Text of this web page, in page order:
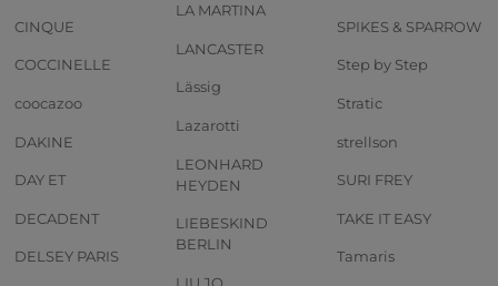
CINQUE
COCCINELLE
coocazoo
DAKINE
DAY ET
DECADENT
DELSEY PARIS
LA MARTINA
LANCASTER
Lässig
Lazarotti
LEONHARD
HEYDEN
LIEBESKIND
BERLIN
SPIKES & SPARROW
Step by Step
Stratic
strellson
SURI FREY
TAKE IT EASY
Tamaris